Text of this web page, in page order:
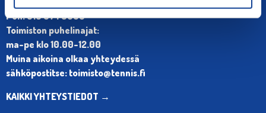
Puh. 010 574 3959
Toimiston puhelinajat:
ma-pe klo 10.00-12.00
Muina aikoina olkaa yhteydessä
sähköpostitse: toimisto@tennis.fi
KAIKKI YHTEYSTIEDOT →